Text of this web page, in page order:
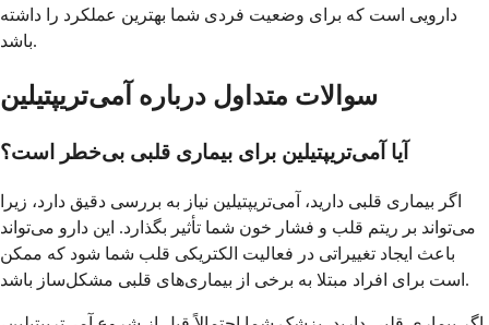
دارویی است که برای وضعیت فردی شما بهترین عملکرد را داشته
باشد.
سوالات متداول درباره آمی‌تریپتیلین
آیا آمی‌تریپتیلین برای بیماری قلبی بی‌خطر است؟
اگر بیماری قلبی دارید، آمی‌تریپتیلین نیاز به بررسی دقیق دارد، زیرا
می‌تواند بر ریتم قلب و فشار خون شما تأثیر بگذارد. این دارو می‌تواند
باعث ایجاد تغییراتی در فعالیت الکتریکی قلب شما شود که ممکن
است برای افراد مبتلا به برخی از بیماری‌های قلبی مشکل‌ساز باشد.